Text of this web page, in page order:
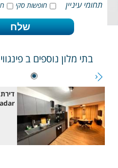
תחומי עיניין חופשות סקי
בתי מלון נוספים ב